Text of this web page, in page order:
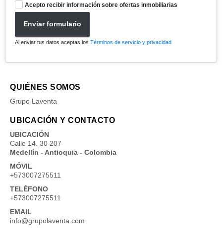
Acepto recibir información sobre ofertas inmobiliarias
Enviar formulario
Al enviar tus datos aceptas los Términos de servicio y privacidad
QUIÉNES SOMOS
Grupo Laventa
UBICACIÓN Y CONTACTO
UBICACIÓN
Calle 14. 30 207
Medellín - Antioquia - Colombia
MÓVIL
+573007275511
TELÉFONO
+573007275511
EMAIL
info@grupolaventa.com